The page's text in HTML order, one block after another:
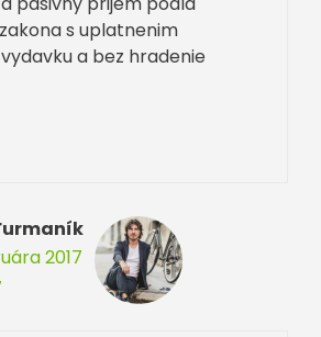
s uplatnenim
a bez hradenie
2017